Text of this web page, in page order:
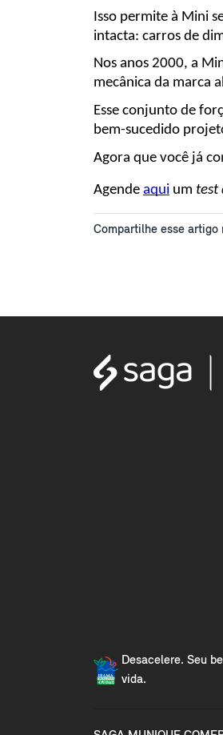
Isso permite à Mini
intacta: carros de
Nos anos 2000, a
mecânica da marca
Esse conjunto de
bem-sucedido
Agora que você já
Agende aqui um test
Compartilhe esse artigo
Desacelere. Seu
vida.